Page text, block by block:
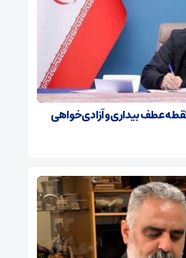
عطف بیداری و آزادی‌خواهی